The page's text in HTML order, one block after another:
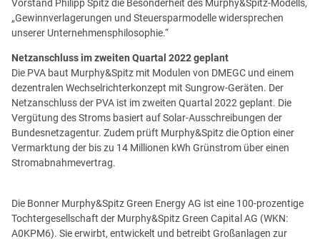
Vorstand Philipp Spitz die Besonderheit des Murphy&Spitz-Modells,
„Gewinnverlagerungen und Steuersparmodelle widersprechen
unserer Unternehmensphilosophie.“
Netzanschluss im zweiten Quartal 2022 geplant
Die PVA baut Murphy&Spitz mit Modulen von DMEGC und einem
dezentralen Wechselrichterkonzept mit Sungrow-Geräten. Der
Netzanschluss der PVA ist im zweiten Quartal 2022 geplant. Die
Vergütung des Stroms basiert auf Solar-Ausschreibungen der
Bundesnetzagentur. Zudem prüft Murphy&Spitz die Option einer
Vermarktung der bis zu 14 Millionen kWh Grünstrom über einen
Stromabnahmevertrag.
Die Bonner Murphy&Spitz Green Energy AG ist eine 100-prozentige
Tochtergesellschaft der Murphy&Spitz Green Capital AG (WKN:
A0KPM6). Sie erwirbt, entwickelt und betreibt Großanlagen zur